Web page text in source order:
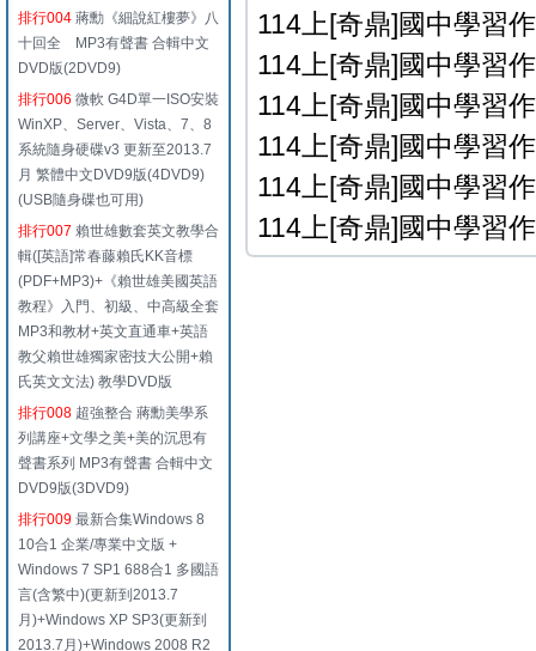
排行004 蔣勳《細說紅樓夢》八
十回全 MP3有聲書 合輯中文
DVD版(2DVD9)
排行006 微軟 G4D單一ISO安裝
WinXP、Server、Vista、7、8
系統隨身硬碟v3 更新至2013.7
月 繁體中文DVD9版(4DVD9)
(USB隨身碟也可用)
排行007 賴世雄數套英文教學合
輯([英語]常春藤賴氏KK音標
(PDF+MP3)+《賴世雄美國英語
教程》入門、初級、中高級全套
MP3和教材+英文直通車+英語
教父賴世雄獨家密技大公開+賴
氏英文文法) 教學DVD版
排行008 超強整合 蔣勳美學系
列講座+文學之美+美的沉思有
聲書系列 MP3有聲書 合輯中文
DVD9版(3DVD9)
排行009 最新合集Windows 8
10合1 企業/專業中文版 +
Windows 7 SP1 688合1 多國語
言(含繁中)(更新到2013.7
月)+Windows XP SP3(更新到
2013.7月)+Windows 2008 R2
114上[奇鼎]國中學習
114上[奇鼎]國中學習
114上[奇鼎]國中學習
114上[奇鼎]國中學習
114上[奇鼎]國中學習
114上[奇鼎]國中學習